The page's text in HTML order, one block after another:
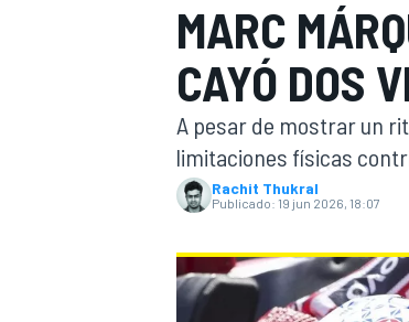
MOTOGP
MARC
CAYÓ DOS
A pesar de mostrar un
limitaciones físicas
Rachit Thukral
Publicado: 19 jun 2026, 18:07